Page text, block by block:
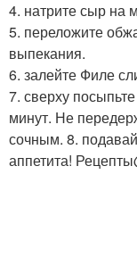
4. натрите сыр на
5. переложите
выпекания.
6. залейте Филе
7. сверху
минут. Не
сочным. 8.
аппетита!